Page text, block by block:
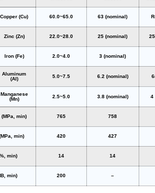
Copper (Cu) 60.0~65.0 63 (nominal)
Zinc (Zn) 22.0~28.0 25 (nominal)
Iron (Fe) 2.0~4.0 3 (nominal)
Aluminum
(Al)
5.0~7.5 6.2 (nominal)
Manganese
(Mn)
2.5~5.0 3.8 (nominal) 4
min) 765 758
min) 420 427
min) 14 14
min) 200 –